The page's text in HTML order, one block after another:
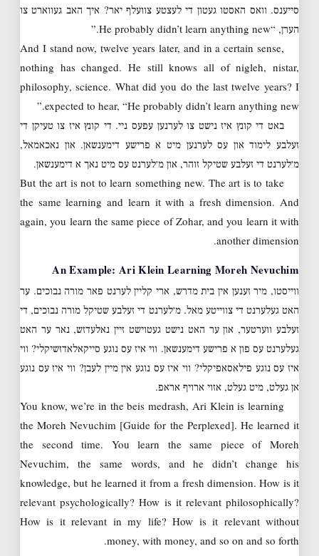
סייענס. וואס האסטו געטון די לעצטע צוועלף יאר? איך האב געווארט צו
הערן, “He probably didn’t learn anything new.”
And I stand now, twelve years later, and in a certain sense,
nothing has changed. He still knows all of nigleh, nistar,
philosophy, science. What did you do the last twelve years? I
expected to hear, “He probably didn’t learn anything new.”
באט די קונץ איז נישט צו לערנען עפעס ניי. די קונץ איז צו טעיקן די
זעלבע לימוד און עס לערנען מיט א פרישע דימענשאן. און נאכאמאל,
מ׳לערנט די זעלבע שטיקל זוהר, און מ׳לערנט עס מיט נאך א דימענשאן.
But the art is not to learn something new. The art is to take
the same learning and learn it with a fresh dimension. And
again, you learn the same piece of Zohar, and you learn it with
another dimension.
An Example: Ari Klein Learning Moreh Nevuchim
ווייסטו, מיר זענען אין בית מדרש, ארי קליין לערנט פאר מורה נבוכים. ער
האט געלערנט די צווייטע מאל. מ׳לערנט די זעלבע שטיקל מורה נבוכים, די
זעלבע ווערטער, און ער האט נישט געטוישט זיין נאלעדזש, נאר ער האט
געלערנט עס פון א פרישע דימענשאן. ווי איז עס נוגע סייקאלאדזשיקלי? ווי
איז עס נוגע פילאסאפיקלי? ווי איז עס נוגע אין מיין לעבן? ווי איז עס נוגע
אן געלט, מיט געלט, אזוי ארויף אראפ.
You know, we’re in the beis medrash, Ari Klein is learning
the Moreh Nevuchim [Guide for the Perplexed]. He learned it
the second time. You learn the same piece of Moreh
Nevuchim, the same words, and he didn’t change his
knowledge, but he learned it from a fresh dimension. How is it
relevant psychologically? How is it relevant philosophically?
How is it relevant in my life? How is it relevant without
money, with money, and so on and so forth.